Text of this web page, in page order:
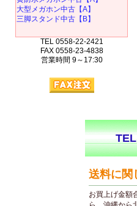
大型メガホン中古【A】
三脚スタンド中古【B】
TEL 0558-22-2421
FAX 0558-23-4838
営業時間 9～17:30